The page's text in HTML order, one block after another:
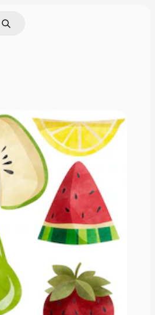
par image
Rechercher